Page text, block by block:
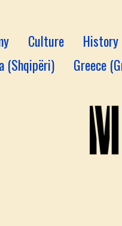
Culture History
(Shqipëri) Greece